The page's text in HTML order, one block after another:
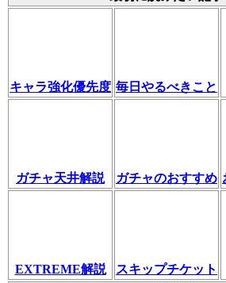
キャラ強化優先度 毎日やるべきこと
ガチャ天井解説 ガチャのおすすめ
EXTREME解説 スキップチケット